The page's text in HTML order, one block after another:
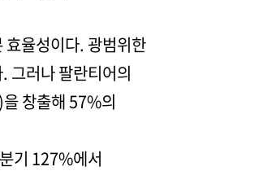
효율성이다. 광범위한
그러나 팔란티어의
창출해 57%의
기 127%에서